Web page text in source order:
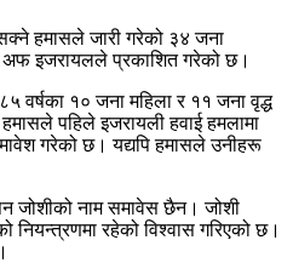
हमासले जारी गरेको ३४ जना
इजरायलले प्रकाशित गरेको छ।
वर्षका १० जना महिला र ११ जना वृद्ध
पहिले इजरायली हवाई हमलामा
गरेको छ। यद्यपि हमासले उनीहरू
जोशीको नाम समावेस छैन। जोशी
रहेको विश्वास गरिएको छ।